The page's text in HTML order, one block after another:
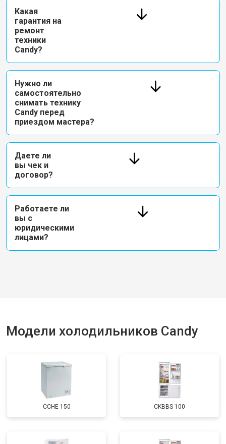
Какая
гарантия на
ремонт
техники
Candy?
Нужно ли
самостоятельно
снимать технику
Candy перед
приездом мастера?
Даете ли
вы чек и
договор?
Работаете ли
вы с
юридическими
лицами?
Модели холодильников Candy
CCHE 150 CKBBS 100